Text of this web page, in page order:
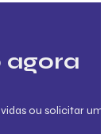
agora
ou solicitar um